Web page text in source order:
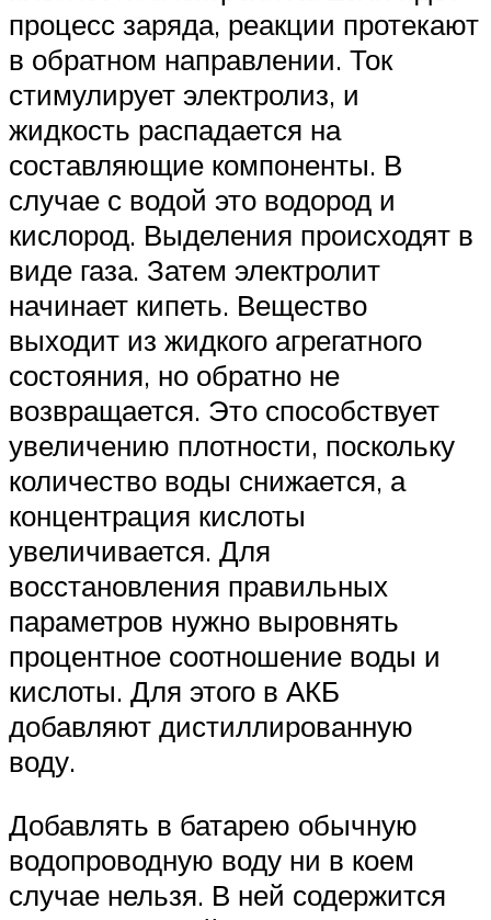
процесс заряда, реакции протекают
в обратном направлении. Ток
стимулирует электролиз, и
жидкость распадается на
составляющие компоненты. В
случае с водой это водород и
кислород. Выделения происходят в
виде газа. Затем электролит
начинает кипеть. Вещество
выходит из жидкого агрегатного
состояния, но обратно не
возвращается. Это способствует
увеличению плотности, поскольку
количество воды снижается, а
концентрация кислоты
увеличивается. Для
восстановления правильных
параметров нужно выровнять
процентное соотношение воды и
кислоты. Для этого в АКБ
добавляют дистиллированную
воду.
Добавлять в батарею обычную
водопроводную воду ни в коем
случае нельзя. В ней содержится